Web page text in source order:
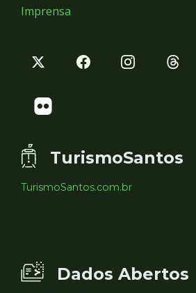
Imprensa
TurismoSantos
TurismoSantos.com.br
Dados Abertos